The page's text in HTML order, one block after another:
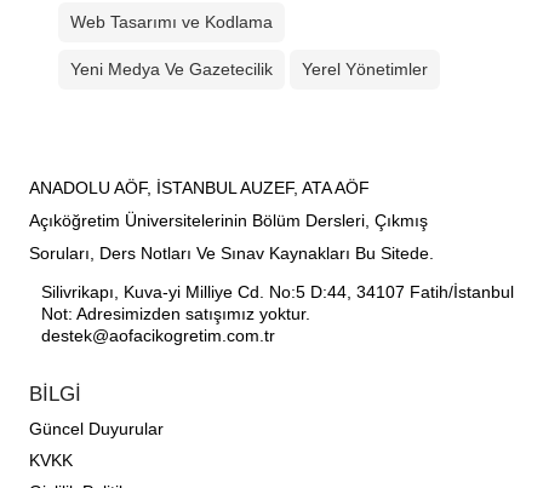
Web Tasarımı ve Kodlama
Yeni Medya Ve Gazetecilik Yerel Yönetimler
ANADOLU AÖF, İSTANBUL AUZEF, ATA AÖF
Açıköğretim Üniversitelerinin Bölüm Dersleri, Çıkmış
Soruları, Ders Notları Ve Sınav Kaynakları Bu Sitede.
Silivrikapı, Kuva-yi Milliye Cd. No:5 D:44, 34107 Fatih/İstanbul
Not: Adresimizden satışımız yoktur.
destek@aofacikogretim.com.tr
BİLGİ
Güncel Duyurular
KVKK